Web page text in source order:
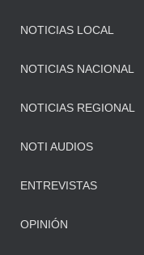
NOTICIAS LOCAL
NOTICIAS NACIONAL
NOTICIAS REGIONAL
NOTI AUDIOS
ENTREVISTAS
OPINIÓN